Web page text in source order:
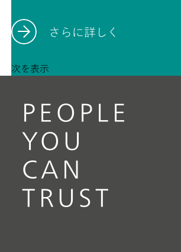
さらに詳しく
次を表示
PEOPLE
YOU
CAN
TRUST